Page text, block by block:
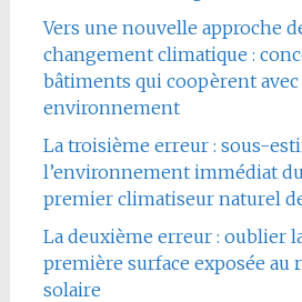
Vers une nouvelle approche
changement climatique :
bâtiments qui coopèrent
environnement
La troisième erreur : sous-
l’environnement immédiat
premier climatiseur naturel
La deuxième erreur : oublier
première surface exposée au
solaire